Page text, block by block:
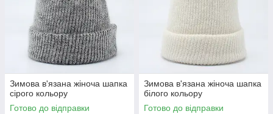
Зимова в'язана жіноча шапка
сірого кольору
Готово до відправки
Зимова в'язана жіноча шапка
білого кольору
Готово до відправки